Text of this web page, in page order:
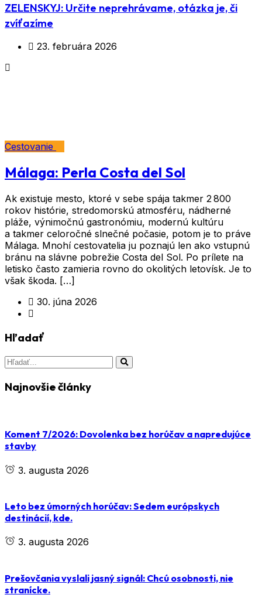
ZELENSKYJ: Určite neprehrávame, otázka je, či
zvíťazíme
23. februára 2026
Cestovanie
Málaga: Perla Costa del Sol
Ak existuje mesto, ktoré v sebe spája takmer 2 800
rokov histórie, stredomorskú atmosféru, nádherné
pláže, výnimočnú gastronómiu, modernú kultúru
a takmer celoročné slnečné počasie, potom je to práve
Málaga. Mnohí cestovatelia ju poznajú len ako vstupnú
bránu na slávne pobrežie Costa del Sol. Po prílete na
letisko často zamieria rovno do okolitých letovísk. Je to
však škoda. […]
30. júna 2026
Hľadať
Najnovšie články
Koment 7/2026: Dovolenka bez horúčav a napredujúce
stavby
3. augusta 2026
Leto bez úmorných horúčav: Sedem európskych
destinácií, kde.
3. augusta 2026
Prešovčania vyslali jasný signál: Chcú osobnosti, nie
stranícke.